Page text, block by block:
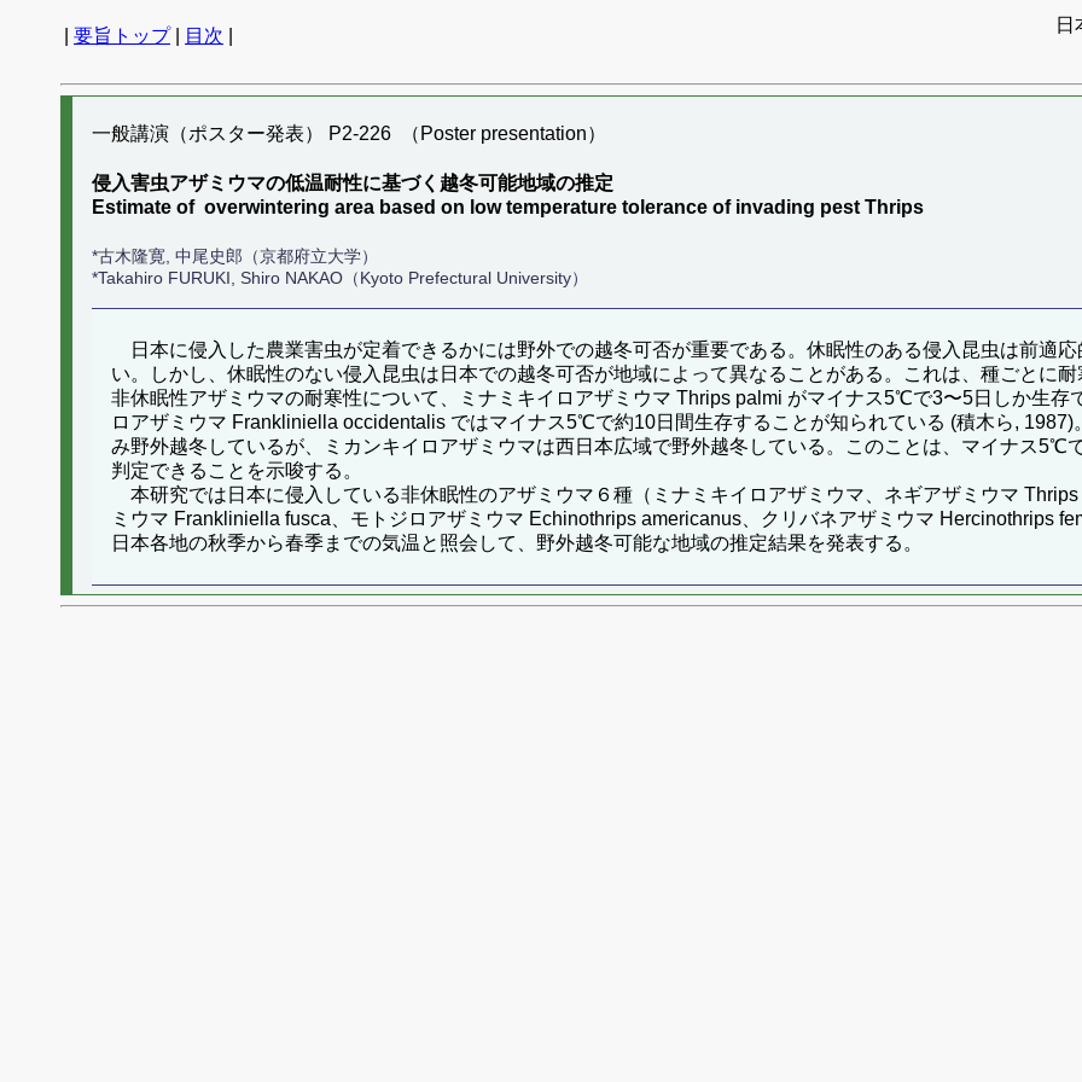
要旨トップ| 目次
日
一般講演（ポスター発表） P2-226 （Poster presentation）
侵入害虫アザミウマの低温耐性に基づく越冬可能地域の推定
Estimate of overwintering area based on low temperature tolerance of invading pest Thrips
*古木隆寛, 中尾史郎（京都府立大学）
*Takahiro FURUKI, Shiro NAKAO（Kyoto Prefectural University）
日本に侵入した農業害虫が定着できるかには野外での越冬可否が重要である。休眠性のある侵入昆虫は前適
い。しかし、休眠性のない侵入昆虫は日本での越冬可否が地域によって異なることがある。これは、種ごとに
非休眠性アザミウマの耐寒性について、ミナミキイロアザミウマ Thrips palmi がマイナス5℃で3〜5日しか生存
ロアザミウマ Frankliniella occidentalis ではマイナス5℃で約10日間生存することが知られている (積木ら,
み野外越冬しているが、ミカンキイロアザミウマは西日本広域で野外越冬している。このことは、マイナス5℃
判定できることを示唆する。
本研究では日本に侵入している非休眠性のアザミウマ６種（ミナミキイロアザミウマ、ネギアザミウマ
ミウマ Frankliniella fusca、モトジロアザミウマ Echinothrips americanus、クリバネアザミウマ Hercinothrips
日本各地の秋季から春季までの気温と照会して、野外越冬可能な地域の推定結果を発表する。